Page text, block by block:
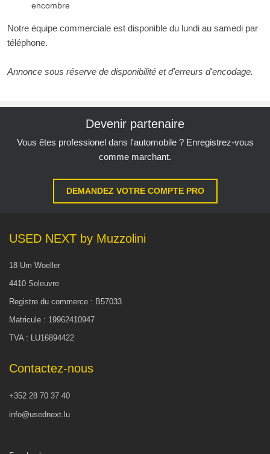
encombre
Notre équipe commerciale est disponible du lundi au samedi par
téléphone.
Annonce sous réserve de disponibilité et d'erreurs d'encodage.
Devenir partenaire
Vous êtes professionel dans l'automobile ? Enregistrez-vous
comme marchant.
DEMANDEZ VOTRE COMPTE PRO
USED NEXT by Muzzolini
18 Um Woeller
4410 Soleuvre
Registre du commerce : B57033
Matricule : 19962410947
TVA : LU16894422
Contactez-nous
+352 28 70 37 40
info@usednext.lu